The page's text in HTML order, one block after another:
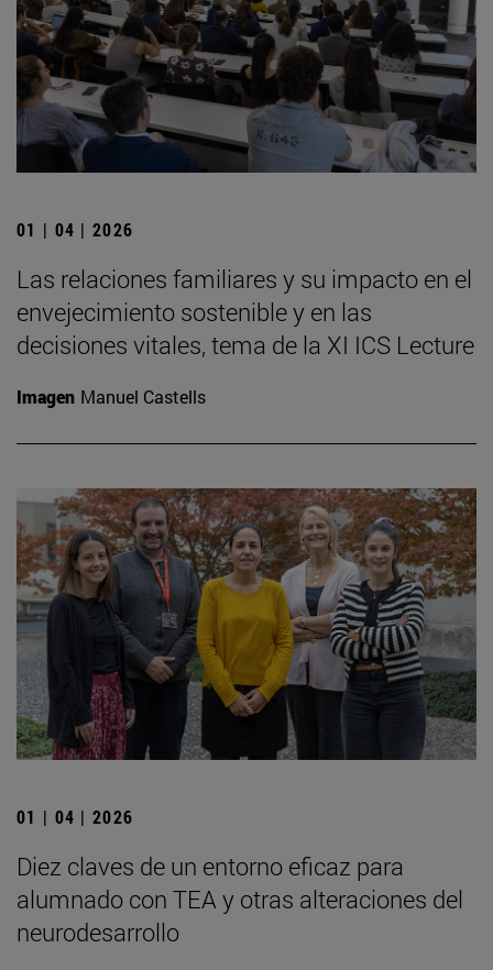
01 | 04 | 2026
Las relaciones familiares y su impacto en el
envejecimiento sostenible y en las
decisiones vitales, tema de la XI ICS Lecture
Imagen Manuel Castells
01 | 04 | 2026
Diez claves de un entorno eficaz para
alumnado con TEA y otras alteraciones del
neurodesarrollo